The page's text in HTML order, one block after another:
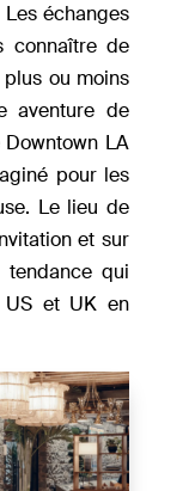
échanges
connaître de
ou moins
aventure de
LA
pour les
Le lieu de
et sur
tendance qui
US et UK en